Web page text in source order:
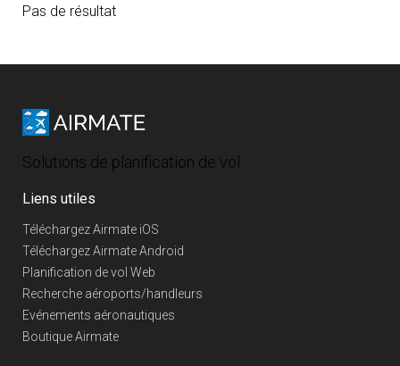
Pas de résultat
Solutions de planification de vol
Liens utiles
Téléchargez Airmate iOS
Téléchargez Airmate Android
Planification de vol Web
Recherche aéroports/handleurs
Evénements aéronautiques
Boutique Airmate